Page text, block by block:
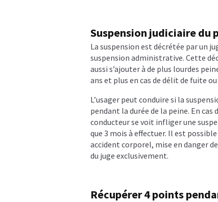
Suspension judiciaire du
La suspension est décrétée par un
suspension administrative. Cette
aussi s’ajouter à de plus lourdes
ans et plus en cas de délit de fuite ou
L’usager peut conduire si la
pendant la durée de la peine. En
conducteur se voit infliger une
que 3 mois à effectuer. Il est
accident corporel, mise en danger
du juge exclusivement.
Récupérer 4 points